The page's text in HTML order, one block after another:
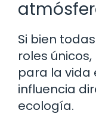
Si bien
roles
para la vida
influencia
ecología.